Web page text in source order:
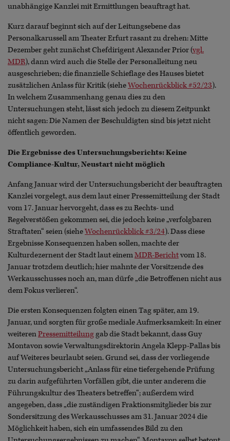
unabhängige Kanzlei mit Ermittlungen beauftragt hat.
Kurz darauf beginnt sich auf der Leitungsebene das
Personalkarussell am Theater Erfurt rasant zu drehen: Mitte
Dezember geht zunächst Chefdirigent Alexander Prior (vgl.
MDR), dann wird auch die Stelle der Personalleitung neu
ausgeschrieben; die finanzielle Schieflage des Hauses bietet
zusätzlichen Anlass für Kritik (sieheWochenrückblick #52/23).
In welchem Zusammenhang genau dies zu den
Untersuchungen steht, lässt sich jedoch zu diesem Zeitpunkt
nicht sagen: Die Namen der Beschuldigten sind bis jetzt nicht
öffentlich geworden.
Die Ergebnisse des Untersuchungsberichts: Keine
Compliance-Kultur, Neustart nicht möglich
Anfang Januar wird der Untersuchungsbericht der beauftragten
Kanzlei vorgelegt, aus dem laut einer Pressemitteilung der Stadt
vom 17. Januar hervorgeht, dass es zu Rechts- und
Regelverstößen gekommen sei, die jedoch keine „verfolgbaren
Straftaten“ seien (sieheWochenrückblick #3/24). Dass diese
Ergebnisse Konsequenzen haben sollen, machte der
Kulturdezernent der Stadt laut einemMDR-Berichtvom 18.
Januar trotzdem deutlich; hier mahnte der Vorsitzende des
Werkausschusses noch an, man dürfe „die Betroffenen nicht aus
dem Fokus verlieren“.
Die ersten Konsequenzen folgten einen Tag später, am 19.
Januar, und sorgten für große mediale Aufmerksamkeit: In einer
weiterenPressemitteilunggab die Stadt bekannt, dass Guy
Montavon sowie Verwaltungsdirektorin Angela Klepp-Pallas bis
auf Weiteres beurlaubt seien. Grund sei, dass der vorliegende
Untersuchungsbericht „Anlass für eine tiefergehende Prüfung
zu darin aufgeführten Vorfällen gibt, die unter anderem die
Führungskultur des Theaters betreffen“; außerdem wird
angegeben, dass „die zuständigen Fraktionsmitglieder bis zur
Sondersitzung des Werkausschusses am 31. Januar 2024 die
Möglichkeit haben, sich ein umfassendes Bild zu den